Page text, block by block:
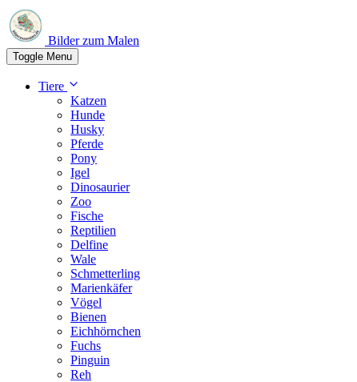
Bilder zum Malen
Toggle Menu
Tiere
Katzen
Hunde
Husky
Pferde
Pony
Igel
Dinosaurier
Zoo
Fische
Reptilien
Delfine
Wale
Schmetterling
Marienkäfer
Vögel
Bienen
Eichhörnchen
Fuchs
Pinguin
Reh